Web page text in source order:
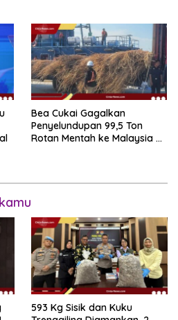
Bea Cukai Gagalkan
Penyelundupan 99,5 Ton
Rotan Mentah ke Malaysia di
593 Kg Sisik dan Kuku